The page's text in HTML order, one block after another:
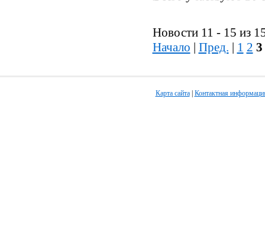
Новости 11 - 15 из
Начало | Пред. | 1 2 3
Карта сайта| Контактная